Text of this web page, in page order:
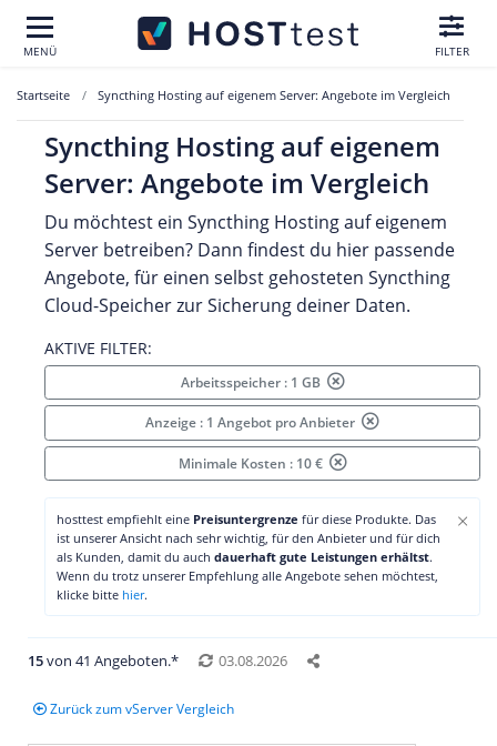
MENÜ FILTER
Startseite Syncthing Hosting auf eigenem Server: Angebote im Vergleich
Syncthing Hosting auf eigenem
Server: Angebote im Vergleich
Du möchtest ein Syncthing Hosting auf eigenem
Server betreiben? Dann findest du hier passende
Angebote, für einen selbst gehosteten Syncthing
Cloud-Speicher zur Sicherung deiner Daten.
AKTIVE FILTER:
Arbeitsspeicher : 1 GB
Anzeige : 1 Angebot pro Anbieter
Minimale Kosten : 10 €
×
hosttest empfiehlt eine Preisuntergrenze für diese Produkte. Das
ist unserer Ansicht nach sehr wichtig, für den Anbieter und für dich
als Kunden, damit du auch dauerhaft gute Leistungen erhältst.
Wenn du trotz unserer Empfehlung alle Angebote sehen möchtest,
klicke bitte hier.
15von 41 Angeboten.* 03.08.2026
Zurück zum vServer Vergleich